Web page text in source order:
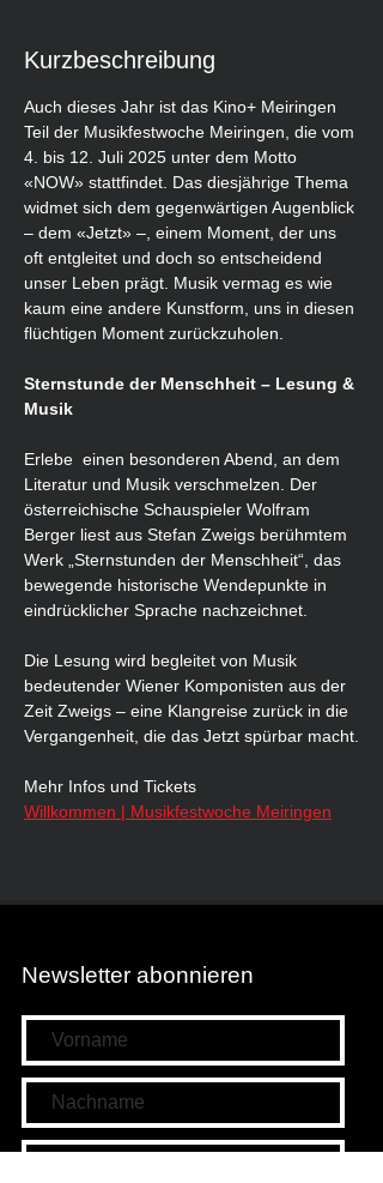
Kurzbeschreibung
Auch dieses Jahr ist das Kino+ Meiringen
Teil der Musikfestwoche Meiringen, die vom
4. bis 12. Juli 2025 unter dem Motto
«NOW» stattfindet. Das diesjährige Thema
widmet sich dem gegenwärtigen Augenblick
– dem «Jetzt» –, einem Moment, der uns
oft entgleitet und doch so entscheidend
unser Leben prägt. Musik vermag es wie
kaum eine andere Kunstform, uns in diesen
flüchtigen Moment zurückzuholen.
Sternstunde der Menschheit – Lesung &
Musik
Erlebe  einen besonderen Abend, an dem
Literatur und Musik verschmelzen. Der
österreichische Schauspieler Wolfram
Berger liest aus Stefan Zweigs berühmtem
Werk „Sternstunden der Menschheit“, das
bewegende historische Wendepunkte in
eindrücklicher Sprache nachzeichnet.
Die Lesung wird begleitet von Musik
bedeutender Wiener Komponisten aus der
Zeit Zweigs – eine Klangreise zurück in die
Vergangenheit, die das Jetzt spürbar macht.
Mehr Infos und Tickets
Willkommen | Musikfestwoche Meiringen
Newsletter abonnieren